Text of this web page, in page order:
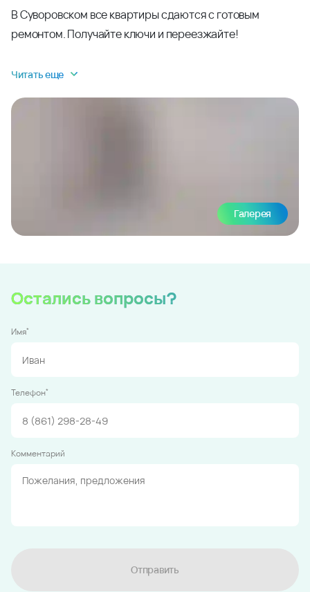
В Суворовском все квартиры сдаются с готовым
ремонтом. Получайте ключи и переезжайте!
Читать еще
Галерея
Остались вопросы?
Имя*
Телефон*
Комментарий
Отправить